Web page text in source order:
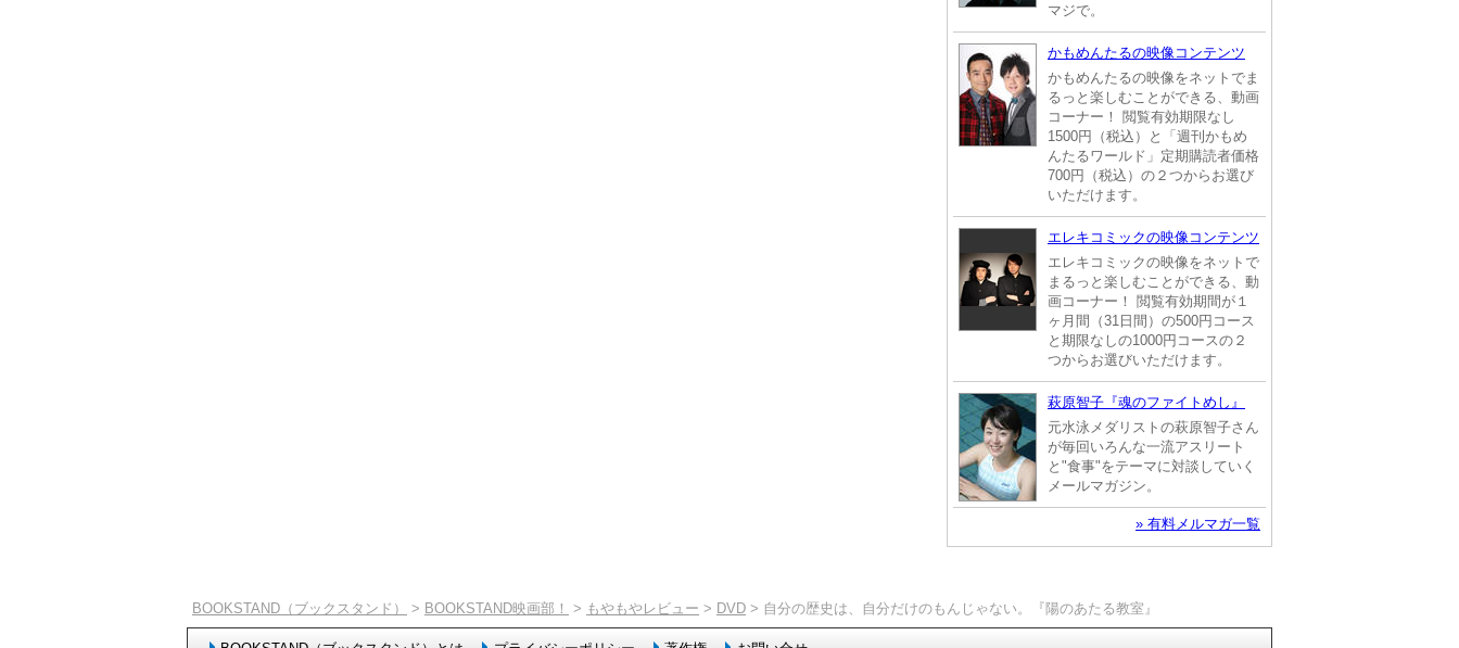
マジで。
かもめんたるの映像コンテンツ
かもめんたるの映像をネットでま
るっと楽しむことができる、動画
コーナー！ 閲覧有効期限なし
1500円（税込）と「週刊かもめ
んたるワールド」定期購読者価格
700円（税込）の２つからお選び
いただけます。
エレキコミックの映像コンテンツ
エレキコミックの映像をネットで
まるっと楽しむことができる、動
画コーナー！ 閲覧有効期間が１
ヶ月間（31日間）の500円コース
と期限なしの1000円コースの２
つからお選びいただけます。
萩原智子『魂のファイトめし』
元水泳メダリストの萩原智子さん
が毎回いろんな一流アスリート
と"食事"をテーマに対談していく
メールマガジン。
» 有料メルマガ一覧
BOOKSTAND（ブックスタンド） > BOOKSTAND映画部！ > もやもやレビュー > DVD > 自分の歴史は、自分だけのもんじゃない。『陽のあたる教室』